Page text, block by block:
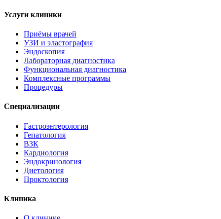
Услуги клиники
Приёмы врачей
УЗИ и эластография
Эндоскопия
Лабораторная диагностика
Функциональная диагностика
Комплексные программы
Процедуры
Специализации
Гастроэнтерология
Гепатология
ВЗК
Кардиология
Эндокринология
Диетология
Проктология
Клиника